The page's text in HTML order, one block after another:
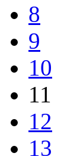
8
9
10
11
12
13